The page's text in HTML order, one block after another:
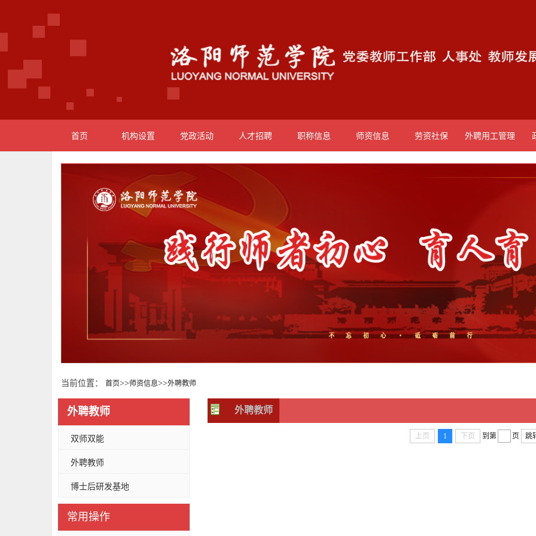
首页 机构设置 党政活动 人才招聘 职称信息 师资信息 劳资社保 外聘用工管理
当前位置： 首页>>师资信息>>外聘教师
外聘教师
双师双能
外聘教师
博士后研发基地
常用操作
外聘教师
上页 1 下页 到第 页 跳